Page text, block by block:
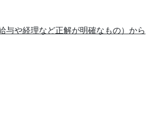
与や経理など正解が明確なもの）から